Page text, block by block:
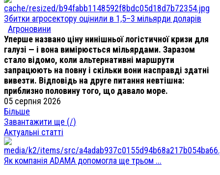
Збитки агросектору оцінили в 1,5–3 мільярди доларів
Агроновини
Уперше названо ціну нинішньої логістичної кризи для
галузі — і вона вимірюється мільярдами. Заразом
стало відомо, коли альтернативні маршрути
запрацюють на повну і скільки вони насправді здатні
вивезти. Відповідь на друге питання невтішна:
приблизно половину того, що давало море.
05 серпня 2026
Більше
Завантажити ще (/)
Актуальні статті
Як компанія ADAMA допомогла ще трьом ...